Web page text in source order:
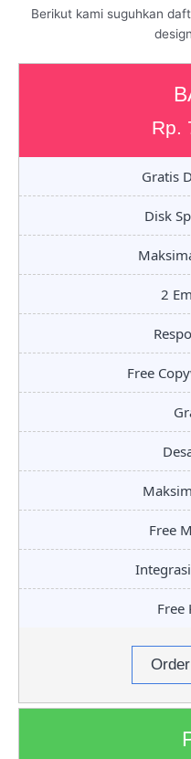
Berikut kami suguhkan
Rp.
Gratis
Disk
2
Free
Free
Free